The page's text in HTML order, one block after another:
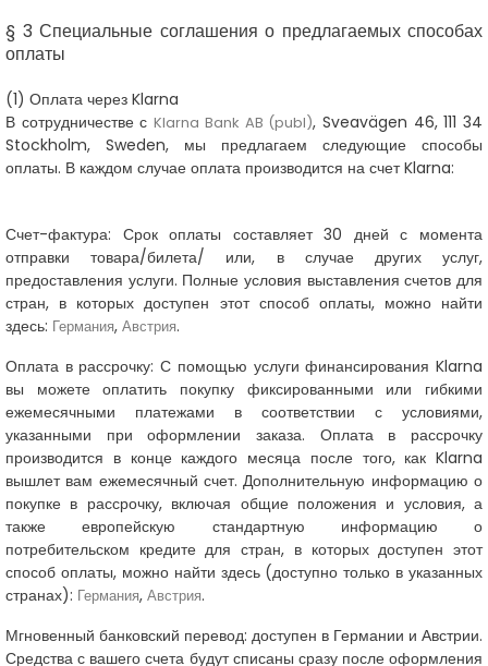
§ 3 Специальные соглашения о предлагаемых способах
оплаты
(1) Оплата через Klarna
В сотрудничестве сKlarna Bank AB (publ), Sveavägen 46, 111 34
Stockholm, Sweden, мы предлагаем следующие способы
оплаты. В каждом случае оплата производится на счет Klarna:
Счет-фактура: Срок оплаты составляет 30 дней с момента
отправки товара/билета/ или, в случае других услуг,
предоставления услуги. Полные условия выставления счетов для
стран, в которых доступен этот способ оплаты, можно найти
здесь: Германия, Австрия.
Оплата в рассрочку: С помощью услуги финансирования Klarna
вы можете оплатить покупку фиксированными или гибкими
ежемесячными платежами в соответствии с условиями,
указанными при оформлении заказа. Оплата в рассрочку
производится в конце каждого месяца после того, как Klarna
вышлет вам ежемесячный счет. Дополнительную информацию о
покупке в рассрочку, включая общие положения и условия, а
также европейскую стандартную информацию о
потребительском кредите для стран, в которых доступен этот
способ оплаты, можно найти здесь (доступно только в указанных
странах): Германия, Австрия.
Мгновенный банковский перевод: доступен в Германии и Австрии.
Средства с вашего счета будут списаны сразу после оформления